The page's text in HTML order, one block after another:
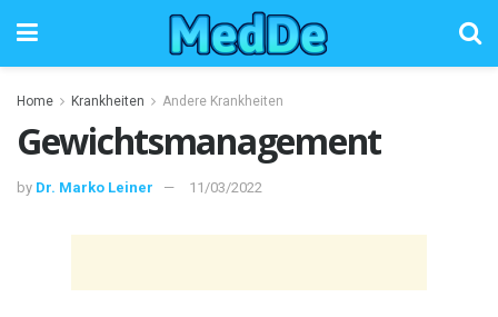
Home Krankheiten Andere Krankheiten
Gewichtsmanagement
by Dr. Marko Leiner 11/03/2022